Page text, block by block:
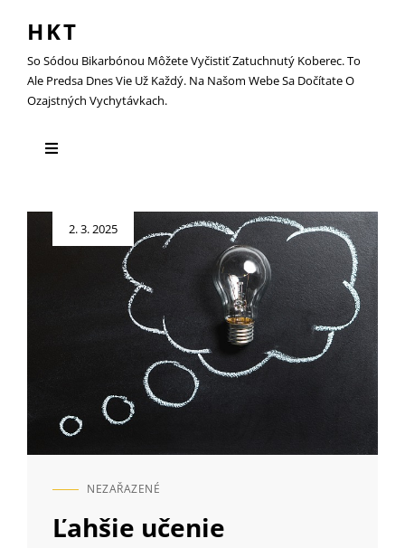
HKT
So Sódou Bikarbónou Môžete Vyčistiť Zatuchnutý Koberec. To
Ale Predsa Dnes Vie Už Každý. Na Našom Webe Sa Dočítate O
Ozajstných Vychytávkach.
2. 3. 2025
CAT
NEZAŘAZENÉ
Ľahšie učenie